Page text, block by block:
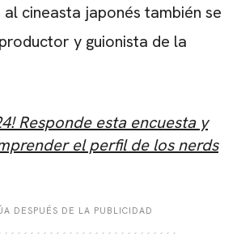
cineasta japonés también se
y guionista de la
Responde esta encuesta y
el perfil de los nerds
DESPUÉS DE LA PUBLICIDAD